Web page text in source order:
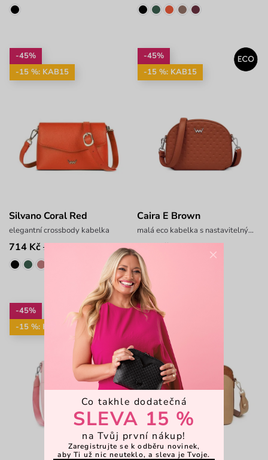
-45%
-15 %: KAB15
Silvano Coral Red
elegantní crossbody kabelka
714 Kč 1 299 Kč
-45%
-15 %: KAB15
Caira E Brown
malá eco kabelka s nastavitelným popruhem
604 Kč
-45%
-15 %: KAB15
-45%
-15 %: KAB15
×
Co takhle dodatečná
SLEVA 15 %
na Tvůj první nákup!
Zaregistrujte se k odběru novinek,
aby Ti už nic neuteklo, a sleva je Tvoje.